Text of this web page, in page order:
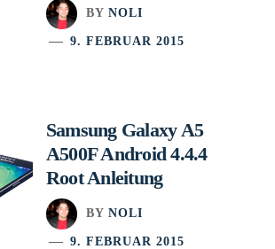
BY NOLI
9. FEBRUAR 2015
Samsung Galaxy A5
A500F Android 4.4.4
Root Anleitung
BY NOLI
9. FEBRUAR 2015